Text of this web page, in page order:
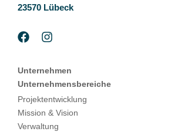
23570 Lübeck
Unternehmen
Unternehmensbereiche
Projektentwicklung
Mission & Vision
Verwaltung